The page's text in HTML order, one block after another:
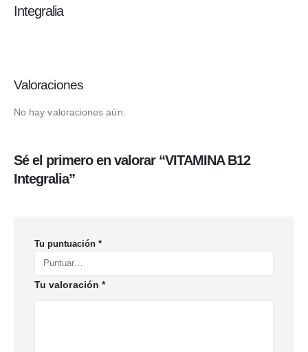
Integralia
Valoraciones
No hay valoraciones aún.
Sé el primero en valorar “VITAMINA B12
Integralia”
Tu puntuación *
Tu valoración *